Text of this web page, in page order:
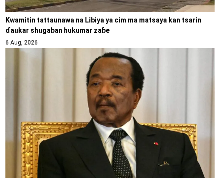
Kwamitin tattaunawa na Libiya ya cim ma matsaya kan tsarin
ɗaukar shugaban hukumar zaɓe
6 Aug, 2026